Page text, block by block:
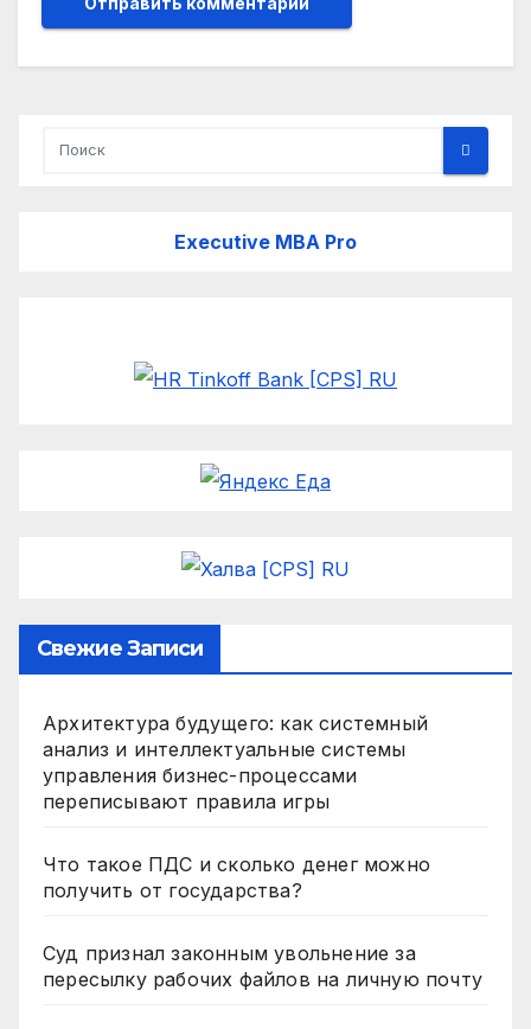
Executive MBA Pro
Свежие Записи
Архитектура будущего: как системный
анализ и интеллектуальные системы
управления бизнес-процессами
переписывают правила игры
Что такое ПДС и сколько денег можно
получить от государства?
Суд признал законным увольнение за
пересылку рабочих файлов на личную почту